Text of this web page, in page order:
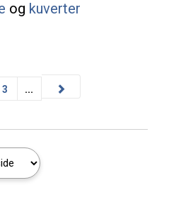
og kuverter
3 ...